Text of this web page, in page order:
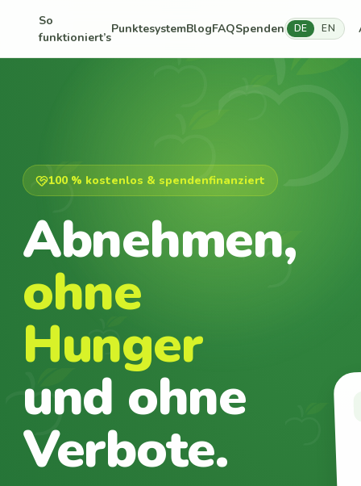
So
funktioniert’s
PunktesystemBlogFAQSpenden DE EN
100 % kostenlos & spendenfinanziert
Abnehmen,
ohne
Hunger
und ohne
Verbote.